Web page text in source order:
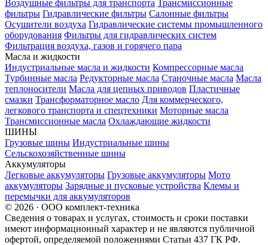
Воздушные фильтры для транспорта Трансмиссионные
фильтры Гидравлические фильтры Салонные фильтры
Осушители воздуха Гидравлические системы промышленного
оборудования Фильтры для гидравлических систем
Фильтрация воздуха, газов и горячего пара
Масла и жидкости
Индустриальные масла и жидкости Компрессорные масла
Турбинные масла Редукторные масла Станочные масла Масла
теплоносители Масла для цепных приводов Пластичные
смазки Трансформаторное масло Для коммерческого,
легкового транспорта и спецтехники Моторные масла
Трансмиссионные масла Охлаждающие жидкости
ШИНЫ
Грузовые шины Индустриальные шины
Сельскохозяйственные шины
Аккумуляторы
Легковые аккумуляторы Грузовые аккумуляторы Мото
аккумуляторы Зарядные и пусковые устройства Клемы и
перемычки для аккумуляторов
© 2026 · ООО комплект-техника
Сведения о товарах и услугах, стоимость и сроки поставки
имеют информационный характер и не являются публичной
офертой, определяемой положениями Статьи 437 ГК РФ.